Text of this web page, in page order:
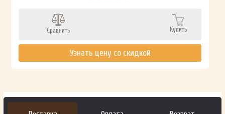
Сравнить Купить
Узнать цену со скидкой